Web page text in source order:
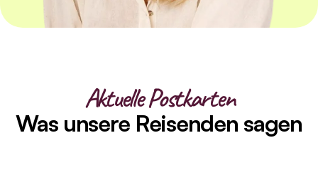
Aktuelle Postkarten
Was unsere Reisenden sagen